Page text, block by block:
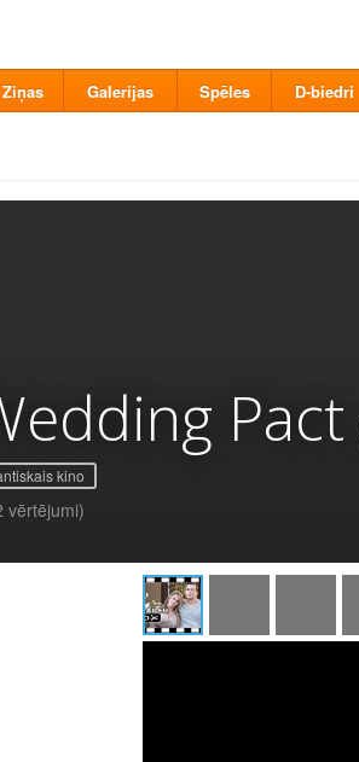
Ziņas Galerijas Spēles D-biedri
Pact
kino
vērtējumi)